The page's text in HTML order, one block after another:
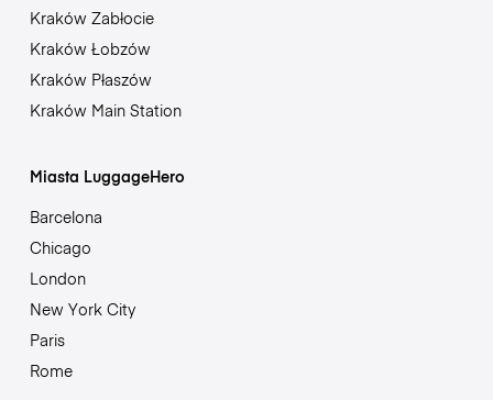
Kraków Zabłocie
Kraków Łobzów
Kraków Płaszów
Kraków Main Station
Miasta LuggageHero
Barcelona
Chicago
London
New York City
Paris
Rome